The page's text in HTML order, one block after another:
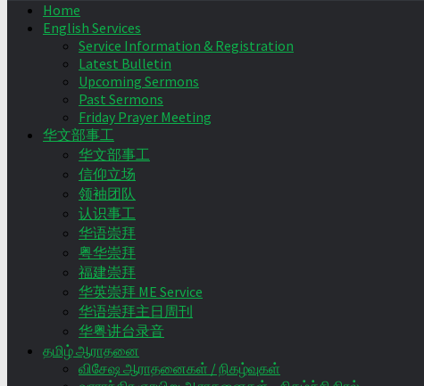
Home
English Services
Service Information & Registration
Latest Bulletin
Upcoming Sermons
Past Sermons
Friday Prayer Meeting
华文部事工
华文部事工
信仰立场
领袖团队
认识事工
华语崇拜
粤华崇拜
福建崇拜
华英崇拜 ME Service
华语崇拜主日周刊
华粤讲台录音
தமிழ் ஆராதனை
விசேஷ ஆராதனைகள் / நிகழ்வுகள்